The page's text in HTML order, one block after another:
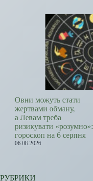
Овни можуть стати
жертвами обману,
а Левам треба
ризикувати «розумно»:
гороскоп на 6 серпня
06.08.2026
РУБРИКИ